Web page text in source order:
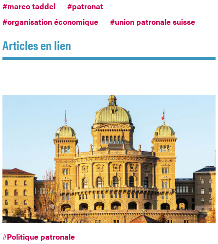
#marco taddei
#patronat
#organisation économique
#union patronale suisse
Articles en lien
#Politique patronale